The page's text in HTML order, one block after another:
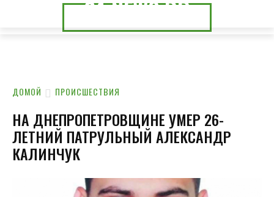
24.NEWS.CK
24.NEWS.DP
ДОМОЙ ПРОИСШЕСТВИЯ
НА ДНЕПРОПЕТРОВЩИНЕ УМЕР 26-
ЛЕТНИЙ ПАТРУЛЬНЫЙ АЛЕКСАНДР
КАЛИНЧУК